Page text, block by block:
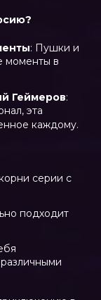
: Пушки и
моменты в
Геймеров:
эта
каждому.
серии с
подходит